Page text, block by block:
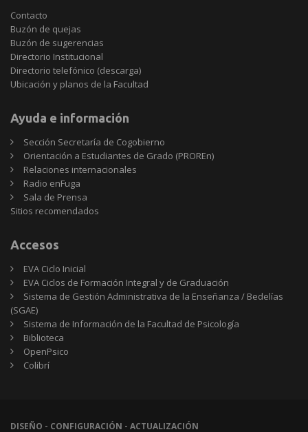
Contacto
Buzón de quejas
Buzón de sugerencias
Directorio Institucional
Directorio telefónico (descarga)
Ubicación y planos de la Facultad
Ayuda e información
Sección Secretaría de Cogobierno
Orientación a Estudiantes de Grado (PROREn)
Relaciones internacionales
Radio enFuga
Sala de Prensa
Sitios
Sitios recomendados
Accesos
EVA Ciclo Inicial
EVA Ciclos de Formación Integral y de Graduación
Sistema de Gestión Administrativa de la Enseñanza / Bedelías
(SGAE)
Sistema de Información de la Facultad de Psicología
Biblioteca
OpenPsico
Colibrí
DISEÑO - CONFIGURACIÓN - ACTUALIZACIÓN